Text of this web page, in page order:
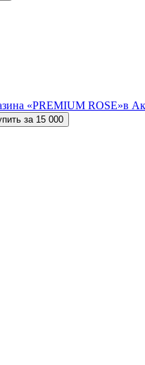
за 15 000